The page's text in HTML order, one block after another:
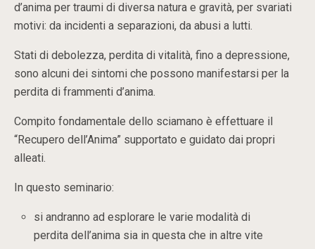
d’anima per traumi di diversa natura e gravità, per svariati
motivi: da incidenti a separazioni, da abusi a lutti.
Stati di debolezza, perdita di vitalità, fino a depressione,
sono alcuni dei sintomi che possono manifestarsi per la
perdita di frammenti d’anima.
Compito fondamentale dello sciamano è effettuare il
“Recupero dell’Anima” supportato e guidato dai propri
alleati.
In questo seminario:
si andranno ad esplorare le varie modalità di
perdita dell’anima sia in questa che in altre vite